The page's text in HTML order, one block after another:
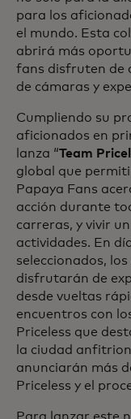
para los
el mundo. Esta
abrirá más
fans disfruten de
de cámaras y
Cumpliendo su
aficionados en
lanza “Team
global que
Papaya Fans
acción durante
carreras, y vivir
actividades. En
seleccionados,
disfrutarán de
desde vueltas
encuentros con
Priceless que
la ciudad
anunciarán más
Priceless y el